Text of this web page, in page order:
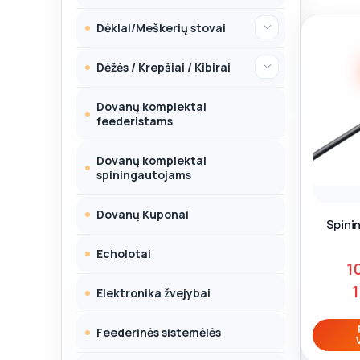
Dėklai/Meškerių stovai
Dėžės / Krepšiai / Kibirai
Dovanų komplektai
feederistams
Dovanų komplektai
spiningautojams
Dovanų Kuponai
Echolotai
Elektronika žvejybai
Feederinės sistemėlės